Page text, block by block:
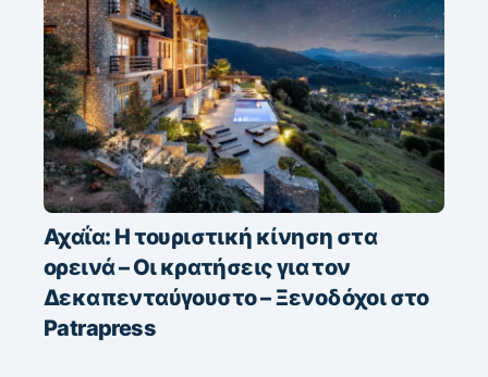
Αχαΐα: Η τουριστική κίνηση στα
ορεινά – Οι κρατήσεις για τον
Δεκαπενταύγουστο – Ξενοδόχοι στο
Patrapress